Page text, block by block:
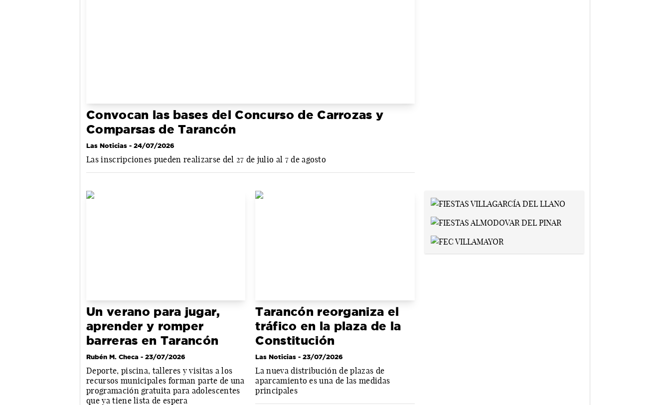
Convocan las bases del Concurso de Carrozas y
Comparsas de Tarancón
Las Noticias - 24/07/2026
Las inscripciones pueden realizarse del 27 de julio al 7 de agosto
Un verano para jugar,
aprender y romper
barreras en Tarancón
Rubén M. Checa - 23/07/2026
Deporte, piscina, talleres y visitas a los
recursos municipales forman parte de una
programación gratuita para adolescentes
que ya tiene lista de espera
Tarancón reorganiza el
tráfico en la plaza de la
Constitución
Las Noticias - 23/07/2026
La nueva distribución de plazas de
aparcamiento es una de las medidas
principales